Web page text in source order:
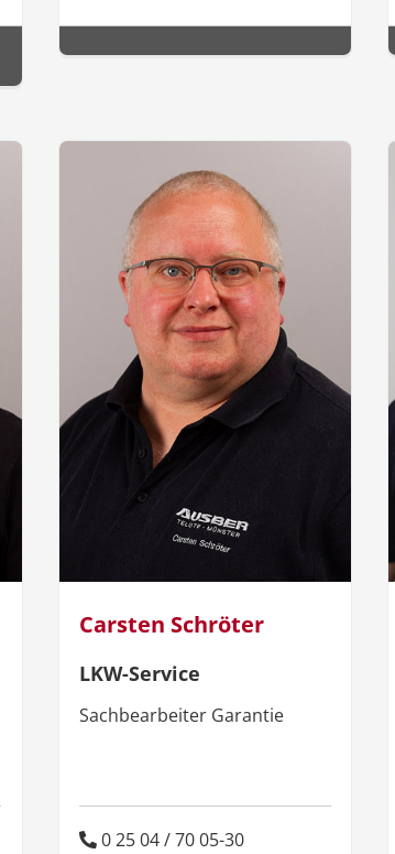
Carsten Schröter
LKW-Service
Sachbearbeiter Garantie
0 25 04 / 70 05-30